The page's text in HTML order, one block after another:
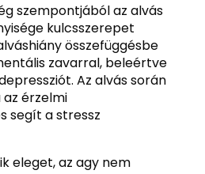
szempontjából az alvás
kulcsszerepet
összefüggésbe
zavarral, beleértve
Az alvás során
érzelmi
segít a stressz
eleget, az agy nem